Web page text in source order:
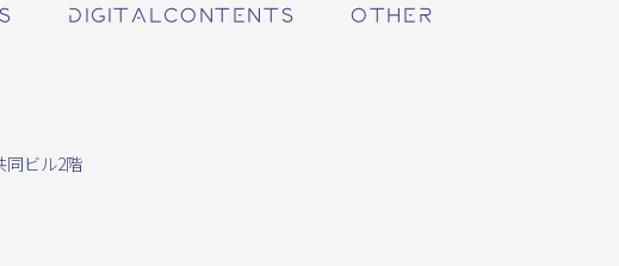
DIGITALCONTENTS OTHER
ビル2階